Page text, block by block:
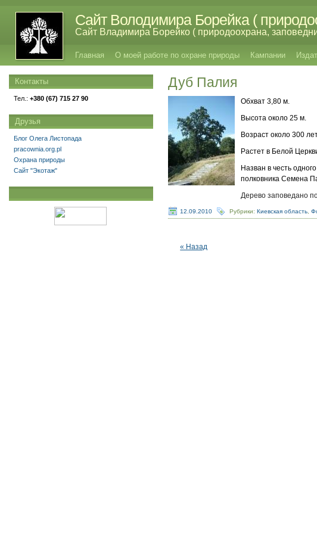
Сайт Володимира Борейка (
Сайт Владимира Борейко ( природоохрана,
Главная О моей работе по охране природы Кампании
Дуб Палия
Обхват 3,80 м.
Высота около 25 м.
Возраст около 300
Растет в Белой
Назван в честь
полковника Семена
Дерево заповедано
12.09.2010 Рубрики:Киевская область ,
« Назад
Контакты
Тел.: +380 (67) 715 27 90
Друзья
Блог Олега Листопада
pracownia.org.pl
Охрана природы
Сайт "Экотаж"